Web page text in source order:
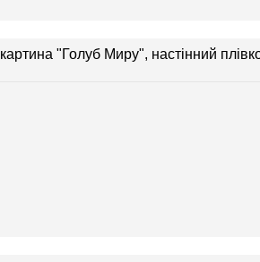
"Голуб Миру", настінний